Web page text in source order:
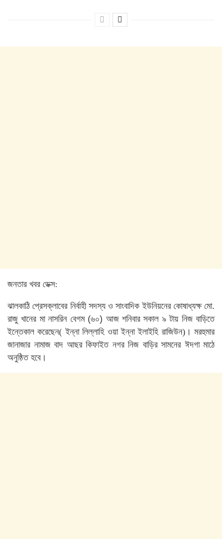
জনতার খবর ডেক্স:
ঝালকাঠি প্রেসক্লাবের নির্বাহী সদস্য ও সাংবাদিক ইউনিয়নের কোষাধ্যক্ষ মো.
রাজু খানের মা নাসরিন বেগম(৬০) আজ শনিবার সকাল ৯ টায় নিজ বাড়িতে
ইন্তেকাল করেছেন( ইন্না লিল্লাহি ওয়া ইন্না ইলাইহি রাজিউন)। মরহুমার
জানাজার নামাজ বাদ আছর কিফাইত নগর নিজ বাড়ির সামনের ঈদগা মাঠে
অনুষ্ঠিত হবে।